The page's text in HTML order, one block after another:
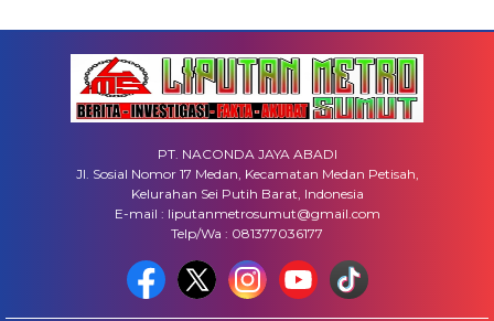
PT. NACONDA JAYA ABADI
Jl. Sosial Nomor 17 Medan, Kecamatan Medan Petisah,
Kelurahan Sei Putih Barat, Indonesia
E-mail : liputanmetrosumut@gmail.com
Telp/Wa : 081377036177